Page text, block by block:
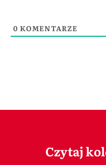
0 KOMENTARZE
Czytaj